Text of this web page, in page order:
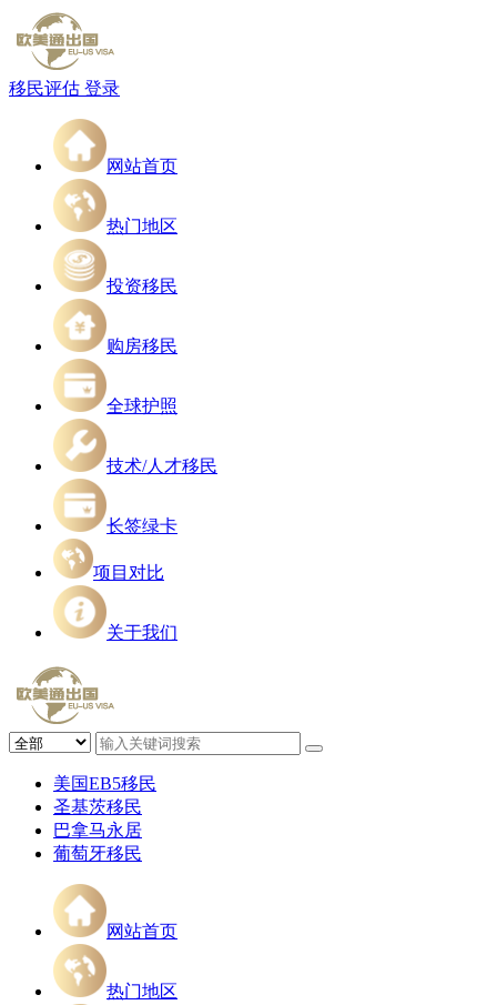
移民评估 登录
网站首页
热门地区
投资移民
购房移民
全球护照
技术/人才移民
长签绿卡
项目对比
关于我们
美国EB5移民
圣基茨移民
巴拿马永居
葡萄牙移民
网站首页
热门地区